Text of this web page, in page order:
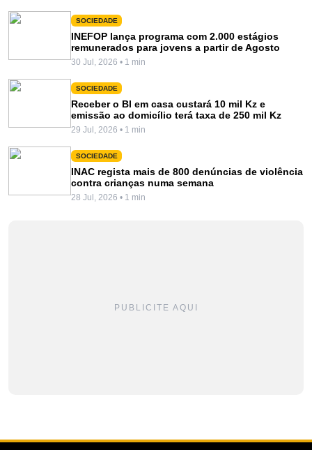
SOCIEDADE
INEFOP lança programa com 2.000 estágios
remunerados para jovens a partir de Agosto
30 Jul, 2026 • 1 min
SOCIEDADE
Receber o BI em casa custará 10 mil Kz e
emissão ao domicílio terá taxa de 250 mil Kz
29 Jul, 2026 • 1 min
SOCIEDADE
INAC regista mais de 800 denúncias de violência
contra crianças numa semana
28 Jul, 2026 • 1 min
PUBLICITE AQUI